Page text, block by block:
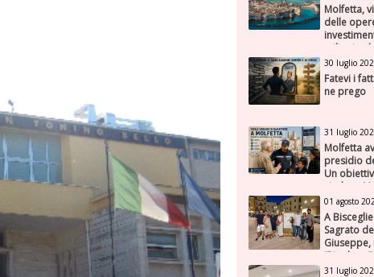
Molfetta,
delle
milioni
30 luglio
Fatevi i
ne prego
31 luglio
Molfetta
presidio
Un
sindaco
diviene
di
presenza
01 agosto
A
Sagrato
Giuseppe,
“Rigoletto”
Sinfonica
31 luglio